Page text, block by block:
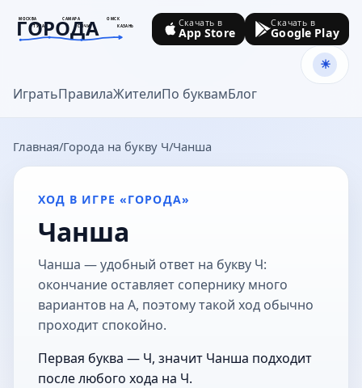
МОСКВА САМАРА
ОМСК
ТУЛА
СОЧИ КАЗАНЬ
ГОРОДА
goroda-na.ru
ИгратьПравилаЖителиПо буквамБлог
Скачать в
App Store
Скачать в
Google Play
Главная Города на букву Ч Чанша
ХОД В ИГРЕ «ГОРОДА»
Чанша
Чанша — удобный ответ на букву Ч:
окончание оставляет сопернику много
вариантов на А, поэтому такой ход обычно
проходит спокойно.
Первая буква — Ч, значит Чанша подходит
после любого хода на Ч.